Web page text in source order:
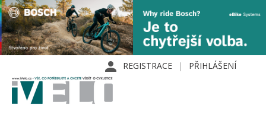
REGISTRACE PŘIHLÁŠENÍ